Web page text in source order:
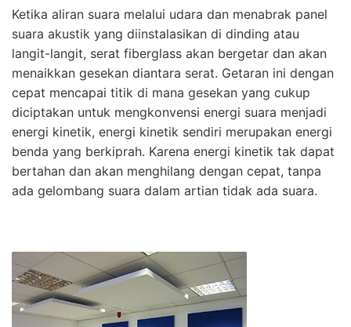
Ketika aliran suara melalui udara dan menabrak panel
suara akustik yang diinstalasikan di dinding atau
langit-langit, serat fiberglass akan bergetar dan akan
menaikkan gesekan diantara serat. Getaran ini dengan
cepat mencapai titik di mana gesekan yang cukup
diciptakan untuk mengkonvensi energi suara menjadi
energi kinetik, energi kinetik sendiri merupakan energi
benda yang berkiprah. Karena energi kinetik tak dapat
bertahan dan akan menghilang dengan cepat, tanpa
ada gelombang suara dalam artian tidak ada suara.